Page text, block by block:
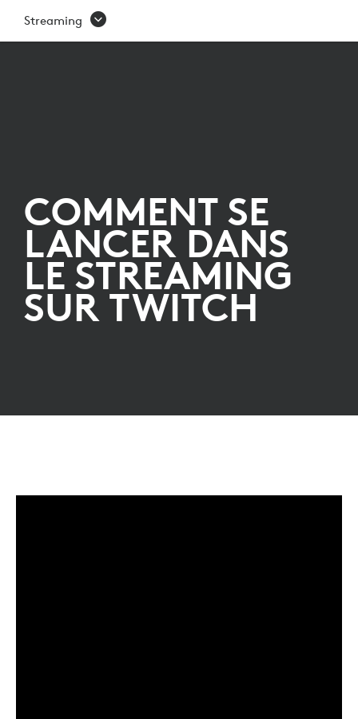
Streaming
COMMENT
SUR
TWITCH
COMMENT SE
LANCER DANS
LE STREAMING
SUR TWITCH